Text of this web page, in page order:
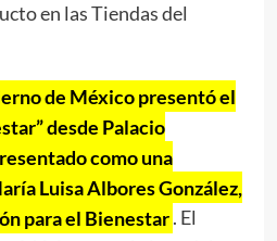
en las Tiendas del
de México presentó el
desde Palacio
como una
Luisa Albores González,
para el Bienestar . El